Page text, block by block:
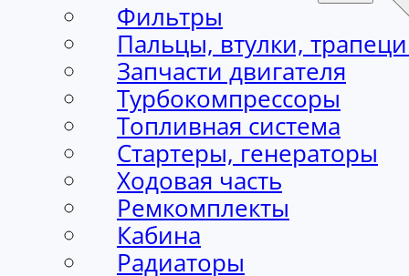
Фильтры
Пальцы, втулки,
Запчасти двигателя
Турбокомпрессоры
Топливная система
Стартеры, генераторы
Ходовая часть
Ремкомплекты
Кабина
Радиаторы